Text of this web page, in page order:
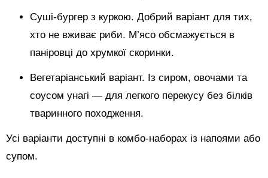
Суші-бургер з куркою. Добрий варіант для тих,
хто не вживає риби. М’ясо обсмажується в
паніровці до хрумкої скоринки.
Вегетаріанський варіант. Із сиром, овочами та
соусом унагі — для легкого перекусу без білків
тваринного походження.
Усі варіанти доступні в комбо-наборах із напоями або
супом.